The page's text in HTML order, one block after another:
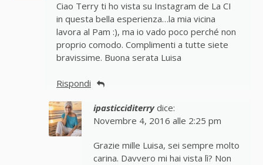
Ciao Terry ti ho vista su Instagram de La CI
in questa bella esperienza…la mia vicina
lavora al Pam :), ma io vado poco perché non
proprio comodo. Complimenti a tutte siete
bravissime. Buona serata Luisa
Rispondi
ipasticciditerry dice:
Novembre 4, 2016 alle 2:25 pm
Grazie mille Luisa, sei sempre molto
carina. Davvero mi hai vista lì? Non